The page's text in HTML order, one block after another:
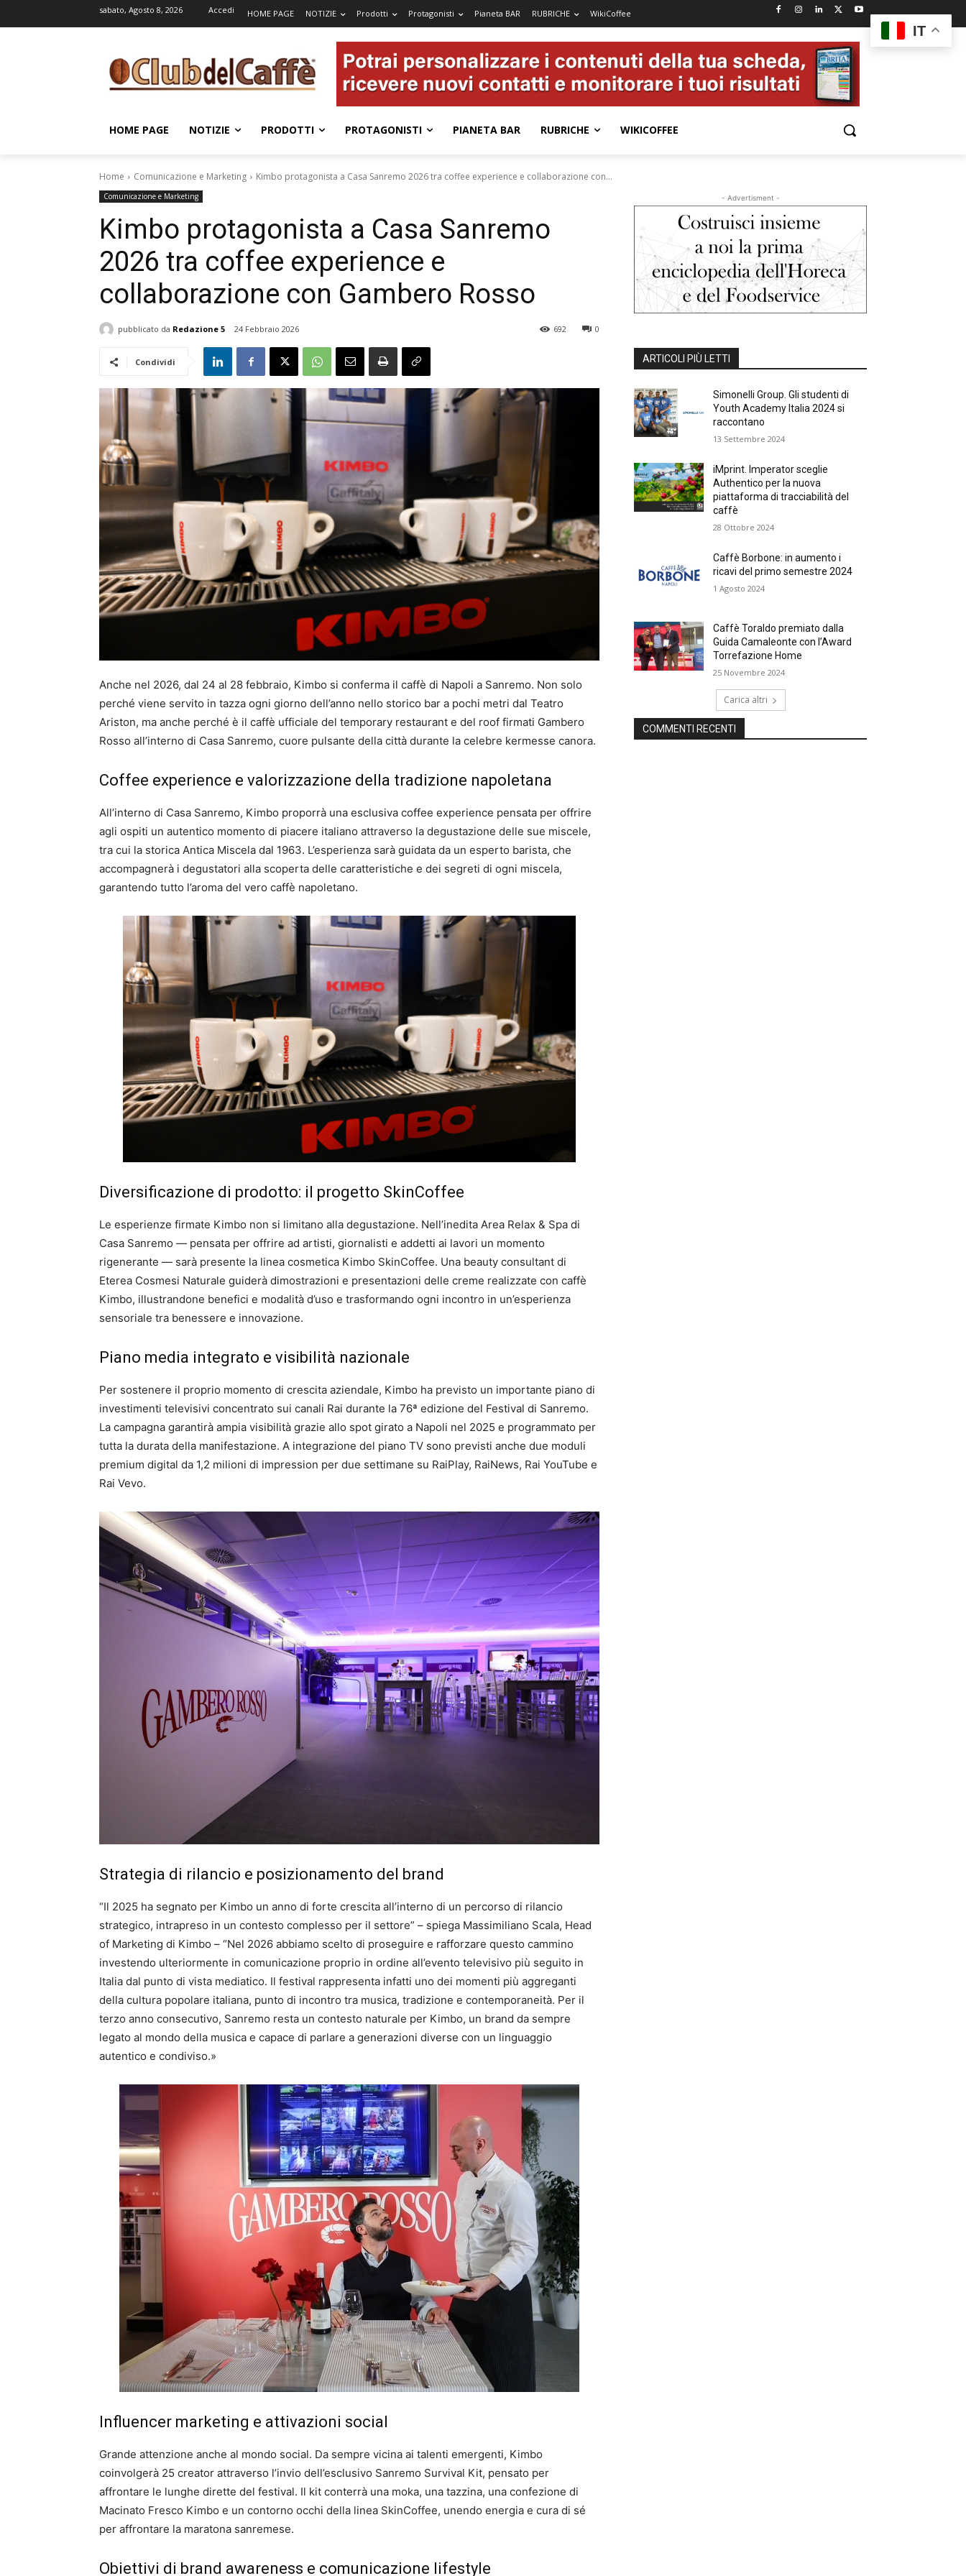
sabato, Agosto 8, 2026 Accedi HOME PAGE NOTIZIE Prodotti Protagonisti Pianeta BAR RUBRICHE WikiCoffee
HOME PAGE NOTIZIE PRODOTTI PROTAGONISTI PIANETA BAR RUBRICHE WIKICOFFEE
Home Comunicazione e Marketing Kimbo protagonista a Casa Sanremo 2026 tra coffee experience e collaborazione con...
Comunicazione e Marketing
Kimbo protagonista a Casa Sanremo
2026 tra coffee experience e
collaborazione con Gambero Rosso
pubblicato da Redazione 5 24 Febbraio 2026 0
692
Condividi
Anche nel 2026, dal 24 al 28 febbraio, Kimbo si conferma il caffè di Napoli a Sanremo. Non solo
perché viene servito in tazza ogni giorno dell’anno nello storico bar a pochi metri dal Teatro
Ariston, ma anche perché è il caffè ufficiale del temporary restaurant e del roof firmati Gambero
Rosso all’interno di Casa Sanremo, cuore pulsante della città durante la celebre kermesse canora.
Coffee experience e valorizzazione della tradizione napoletana
All’interno di Casa Sanremo, Kimbo proporrà una esclusiva coffee experience pensata per offrire
agli ospiti un autentico momento di piacere italiano attraverso la degustazione delle sue miscele,
tra cui la storica Antica Miscela dal 1963. L’esperienza sarà guidata da un esperto barista, che
accompagnerà i degustatori alla scoperta delle caratteristiche e dei segreti di ogni miscela,
garantendo tutto l’aroma del vero caffè napoletano.
Diversificazione di prodotto: il progetto SkinCoffee
Le esperienze firmate Kimbo non si limitano alla degustazione. Nell’inedita Area Relax & Spa di
Casa Sanremo — pensata per offrire ad artisti, giornalisti e addetti ai lavori un momento
rigenerante — sarà presente la linea cosmetica Kimbo SkinCoffee. Una beauty consultant di
Eterea Cosmesi Naturale guiderà dimostrazioni e presentazioni delle creme realizzate con caffè
Kimbo, illustrandone benefici e modalità d’uso e trasformando ogni incontro in un’esperienza
sensoriale tra benessere e innovazione.
Piano media integrato e visibilità nazionale
Per sostenere il proprio momento di crescita aziendale, Kimbo ha previsto un importante piano di
investimenti televisivi concentrato sui canali Rai durante la 76ª edizione del Festival di Sanremo.
La campagna garantirà ampia visibilità grazie allo spot girato a Napoli nel 2025 e programmato per
tutta la durata della manifestazione. A integrazione del piano TV sono previsti anche due moduli
premium digital da 1,2 milioni di impression per due settimane su RaiPlay, RaiNews, Rai YouTube e
Rai Vevo.
Strategia di rilancio e posizionamento del brand
“Il 2025 ha segnato per Kimbo un anno di forte crescita all’interno di un percorso di rilancio
strategico, intrapreso in un contesto complesso per il settore” – spiega Massimiliano Scala, Head
of Marketing di Kimbo – “Nel 2026 abbiamo scelto di proseguire e rafforzare questo cammino
investendo ulteriormente in comunicazione proprio in ordine all’evento televisivo più seguito in
Italia dal punto di vista mediatico. Il festival rappresenta infatti uno dei momenti più aggreganti
della cultura popolare italiana, punto di incontro tra musica, tradizione e contemporaneità. Per il
terzo anno consecutivo, Sanremo resta un contesto naturale per Kimbo, un brand da sempre
legato al mondo della musica e capace di parlare a generazioni diverse con un linguaggio
autentico e condiviso.»
Influencer marketing e attivazioni social
Grande attenzione anche al mondo social. Da sempre vicina ai talenti emergenti, Kimbo
coinvolgerà 25 creator attraverso l’invio dell’esclusivo Sanremo Survival Kit, pensato per
affrontare le lunghe dirette del festival. Il kit conterrà una moka, una tazzina, una confezione di
Macinato Fresco Kimbo e un contorno occhi della linea SkinCoffee, unendo energia e cura di sé
per affrontare la maratona sanremese.
Obiettivi di brand awareness e comunicazione lifestyle
- Advertisment -
ARTICOLI PIÙ LETTI
Simonelli Group. Gli studenti di
Youth Academy Italia 2024 si
raccontano
13 Settembre 2024
iMprint. Imperator sceglie
Authentico per la nuova
piattaforma di tracciabilità del
caffè
28 Ottobre 2024
Caffè Borbone: in aumento i
ricavi del primo semestre 2024
1 Agosto 2024
Caffè Toraldo premiato dalla
Guida Camaleonte con l’Award
Torrefazione Home
25 Novembre 2024
Carica altri
COMMENTI RECENTI
IT